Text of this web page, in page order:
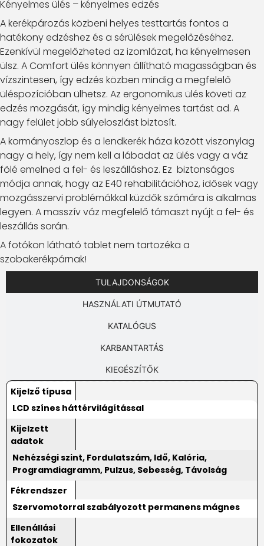
Kényelmes ülés – kényelmes edzés
A kerékpározás közbeni helyes testtartás fontos a
hatékony edzéshez és a sérülések megelőzéséhez.
Ezenkívül megelőzheted az izomlázat, ha kényelmesen
ülsz. A Comfort ülés könnyen állítható magasságban és
vízszintesen, így edzés közben mindig a megfelelő
üléspozícióban ülhetsz. Az ergonomikus ülés követi az
edzés mozgását, így mindig kényelmes tartást ad. A
nagy felület jobb súlyeloszlást biztosít.
A kormányoszlop és a lendkerék háza között viszonylag
nagy a hely, így nem kell a lábadat az ülés vagy a váz
fölé emelned a fel- és leszálláshoz. Ez biztonságos
módja annak, hogy az E40 rehabilitációhoz, idősek vagy
mozgásszervi problémákkal küzdők számára is alkalmas
legyen. A masszív váz megfelelő támaszt nyújt a fel- és
leszállás során.
A fotókon látható tablet nem tartozéka a
szobakerékpárnak!
TULAJDONSÁGOK
HASZNÁLATI ÚTMUTATÓ
KATALÓGUS
KARBANTARTÁS
KIEGÉSZÍTŐK
Kijelző típusa
LCD színes háttérvilágítással
Kijelzett
adatok
Nehézségi szint, Fordulatszám, Idő, Kalória,
Programdiagramm, Pulzus, Sebesség, Távolság
Fékrendszer
Szervomotorral szabályozott permanens mágnes
Ellenállási
fokozatok